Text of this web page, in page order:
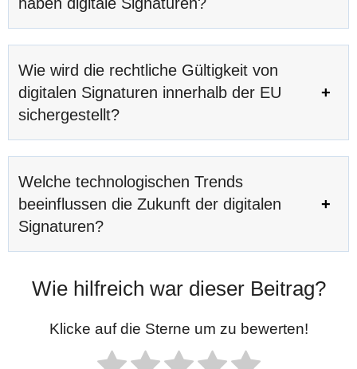
Wie wird die rechtliche Gültigkeit von
digitalen Signaturen innerhalb der EU
sichergestellt?
Welche technologischen Trends
beeinflussen die Zukunft der digitalen
Signaturen?
Wie hilfreich war dieser Beitrag?
Klicke auf die Sterne um zu bewerten!